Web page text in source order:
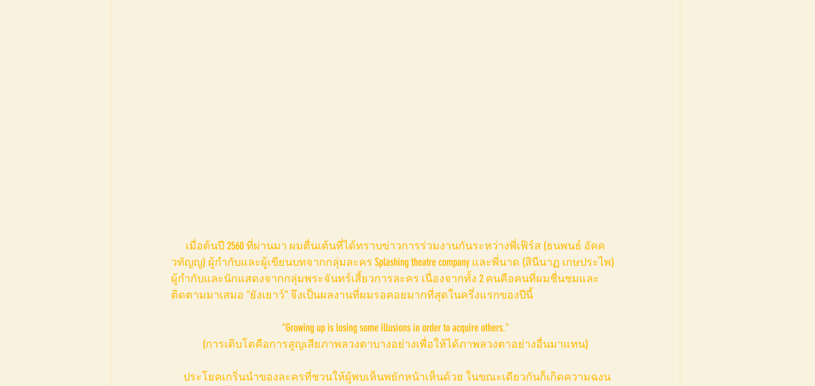
วทัญญู) ผู้กำกับและผู้เขียนบทจากกลุ่มละคร Splashing theatre company และพี่นาด (สินีนาฏ เกษประไพ)
ผู้กำกับและนักแสดงจากกลุ่มพระจันทร์เสี้ยวการละคร เนื่องจากทั้ง 2 คนคือคนที่ผมชื่นชมและ
ติดตามมาเสมอ “ยังเยาว์” จึงเป็นผลงานที่ผมรอคอยมากที่สุดในครึ่งแรกของปีนี้
“Growing up is losing some illusions in order to acquire others."
(การเติบโตคือการสูญเสียภาพลวงตาบางอย่างเพื่อให้ได้ภาพลวงตาอย่างอื่นมาแทน)